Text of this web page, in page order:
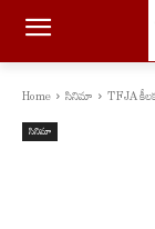
Home సినిమా TFJA
సినిమా